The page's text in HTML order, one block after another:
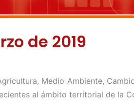
de 2019
Medio Ambiente,
al ámbito territorial de la